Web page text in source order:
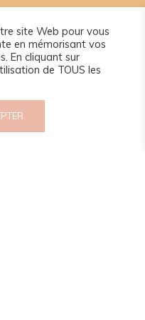
site Web pour vous
en mémorisant vos
En cliquant sur
de TOUS les